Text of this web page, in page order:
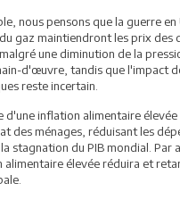
nous pensons que la guerre
gaz maintiendront les prix des
une diminution de la
d'œuvre, tandis que l'impact
reste incertain.
d'une inflation alimentaire
des ménages, réduisant les
stagnation du PIB mondial. Par
alimentaire élevée réduira et